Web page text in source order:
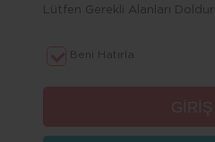
Lütfen Gerekli Alanları
Beni Hatırla